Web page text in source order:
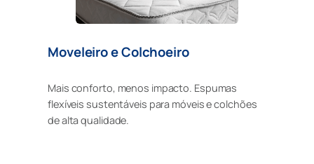
Moveleiro e Colchoeiro
Mais conforto, menos impacto. Espumas
flexíveis sustentáveis para móveis e colchões
de alta qualidade.